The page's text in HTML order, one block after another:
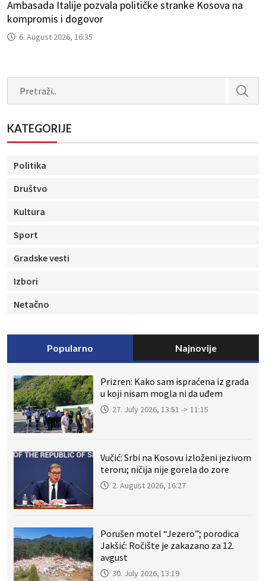
Ambasada Italije pozvala političke stranke Kosova na
kompromis i dogovor
6. August 2026, 16:35
KATEGORIJE
Politika
Društvo
Kultura
Sport
Gradske vesti
Izbori
Netačno
Popularno Najnovije
Prizren: Kako sam ispraćena iz grada
u koji nisam mogla ni da uđem
27. July 2026, 13:51 -> 11:15
Vučić: Srbi na Kosovu izloženi jezivom
teroru; ničija nije gorela do zore
2. August 2026, 16:27
Porušen motel “Jezero”; porodica
Jakšić: Ročište je zakazano za 12.
avgust
30. July 2026, 13:19